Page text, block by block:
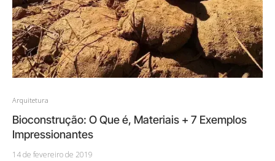
Arquitetura
Bioconstrução: O Que é, Materiais + 7 Exemplos
Impressionantes
14 de fevereiro de 2019